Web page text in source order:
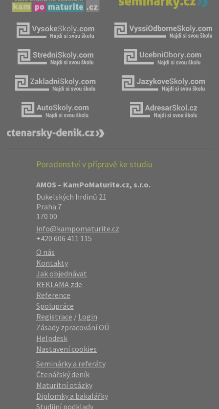
Poradenství v přípravě ke studiu
AMOS – KamPoMaturite.cz, s.r.o.
Dukelských hrdinů 21
Praha 7
170 00
info@kampomaturite.cz
+420 606 411 115
O nás
Kontakty
Jak objednávat
REKLAMA zde
Reference
Spolupráce
Registrace / Login
Zásady zpracování OÚ
Helpdesk
Nastavení cookies
Seminárky a referáty
Čtenářský deník
Maturitní otázky
Diplomky a bakalářky
Studijní podklady